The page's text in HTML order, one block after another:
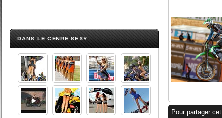
DANS LE GENRE SEXY
Pour partager